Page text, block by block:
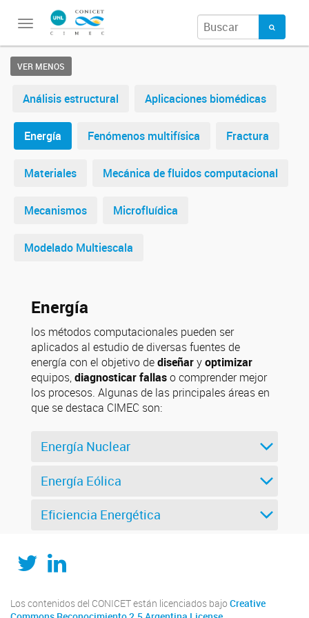
Toggle
VER MENOS
Análisis estructural Aplicaciones biomédicas
Energía Fenómenos multifísica Fractura
Materiales Mecánica de fluidos computacional
Mecanismos Microfluídica
Modelado Multiescala
Energía
los métodos computacionales pueden ser
aplicados al estudio de diversas fuentes de
energía con el objetivo dediseñaryoptimizar
equipos,diagnosticar fallaso comprender mejor
los procesos. Algunas de las principales áreas en
que se destaca CIMEC son:
Energía Nuclear
Energía Eólica
Eficiencia Energética
TwitterLinkedIn
Los contenidos del CONICET están licenciados bajo Creative